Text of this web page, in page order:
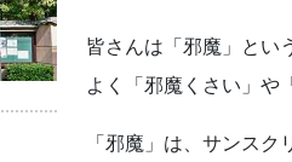
皆さんは「邪魔」とい
よく「邪魔くさい」や
「邪魔」は、サンス